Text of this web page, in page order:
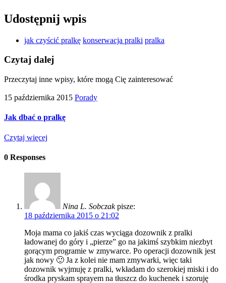
Udostępnij wpis
jak czyścić pralkę konserwacja pralki pralka
Czytaj dalej
Przeczytaj inne wpisy, które mogą Cię zainteresować
15 października 2015 Porady
Jak dbać o pralkę
Czytaj więcej
0 Responses
Nina L. Sobczak pisze:
18 października 2015 o 21:02
Moja mama co jakiś czas wyciąga dozownik z pralki
ładowanej do góry i „pierze” go na jakimś szybkim niezbyt
gorącym programie w zmywarce. Po operacji dozownik jest
jak nowy 🙂 Ja z kolei nie mam zmywarki, więc taki
dozownik wyjmuję z pralki, wkładam do szerokiej miski i do
środka pryskam sprayem na tłuszcz do kuchenek i szoruję